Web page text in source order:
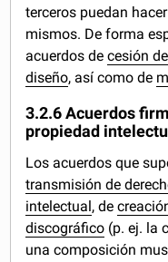
terceros puedan
mismos. De forma
acuerdos decesión
diseño, así como de
3.2.6 Acuerdos
propiedad
Los acuerdos que
transmisión de
intelectual , de
discográfico (p. ej. la
una composición